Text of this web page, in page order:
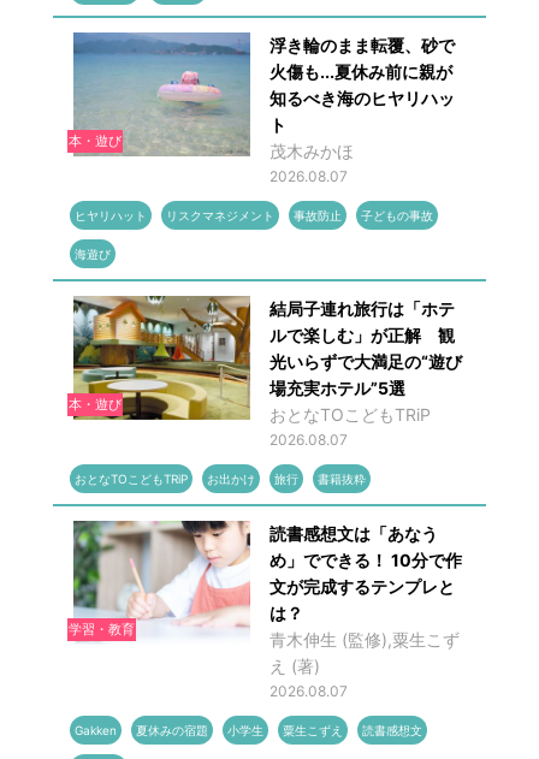
本・遊び
浮き輪のまま転覆、砂で
火傷も...夏休み前に親が
知るべき海のヒヤリハッ
ト
茂木みかほ
2026.08.07
ヒヤリハット リスクマネジメント 事故防止 子どもの事故
海遊び
本・遊び
結局子連れ旅行は「ホテ
ルで楽しむ」が正解 観
光いらずで大満足の“遊び
場充実ホテル”5選
おとなTOこどもTRiP
2026.08.07
おとなTOこどもTRiP お出かけ 旅行 書籍抜粋
学習・教育
読書感想文は「あなう
め」でできる！ 10分で作
文が完成するテンプレと
は？
青木伸生 (監修),粟生こず
え (著)
2026.08.07
Gakken 夏休みの宿題 小学生 粟生こずえ 読書感想文